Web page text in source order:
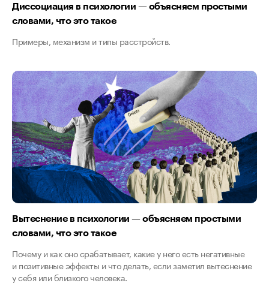
Диссоциация в психологии — объясняем простыми
словами, что это такое
Примеры, механизм и типы расстройств.
Вытеснение в психологии — объясняем простыми
словами, что это такое
Почему и как оно срабатывает, какие у него есть негативные
и позитивные эффекты и что делать, если заметил вытеснение
у себя или близкого человека.